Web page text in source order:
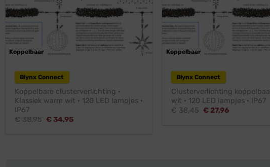
Professioneel
Koppelbaar
Blynx Connect
Koppelbare clusterverlichting ·
Klassiek warm wit · 120 LED lampjes ·
IP67
€38,95 Oorspronkelijke
€34,95Huidige
Koppelbaar
Blynx Connect
Clusterverlichting
wit · 120 LED lampjes · IP67
€38,45 Oorspronkelijke
€ 27,96Huidige